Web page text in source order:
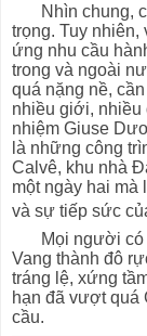
Nhìn chung,
trọng. Tuy
ứng nhu cầu
trong và ngoài
quá nặng nề,
nhiều giới, nhiều
nhiệm Giuse
là những công
Calvê, khu nhà
một ngày hai
và sự tiếp sức
Mọi người có
Vang thành đô
tráng lệ, xứng
hạn đã vượt quá
cầu.